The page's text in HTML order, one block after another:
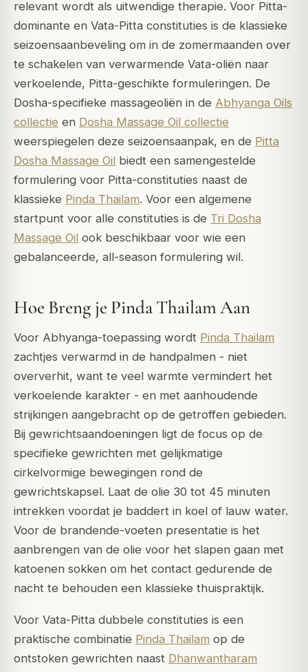
relevant wordt als uitwendige therapie. Voor Pitta-
dominante en Vata-Pitta constituties is de klassieke
seizoensaanbeveling om in de zomermaanden over
te schakelen van verwarmende Vata-oliën naar
verkoelende, Pitta-geschikte formuleringen. De
Dosha-specifieke massageoliën in de Abhyanga Oils
collectie en Dosha Massage Oil collectie
weerspiegelen deze seizoensaanpak, en de Pitta
Dosha Massage Oil biedt een samengestelde
formulering voor Pitta-constituties naast de
klassieke Pinda Thailam. Voor een algemene
startpunt voor alle constituties is de Tri Dosha
Massage Oil ook beschikbaar voor wie een
gebalanceerde, all-season formulering wil.
Hoe Breng je Pinda Thailam Aan
Voor Abhyanga-toepassing wordt Pinda Thailam
zachtjes verwarmd in de handpalmen - niet
oververhit, want te veel warmte vermindert het
verkoelende karakter - en met aanhoudende
strijkingen aangebracht op de getroffen gebieden.
Bij gewrichtsaandoeningen ligt de focus op de
specifieke gewrichten met gelijkmatige
cirkelvormige bewegingen rond de
gewrichtskapsel. Laat de olie 30 tot 45 minuten
intrekken voordat je baddert in koel of lauw water.
Voor de brandende-voeten presentatie is het
aanbrengen van de olie voor het slapen gaan met
katoenen sokken om het contact gedurende de
nacht te behouden een klassieke thuispraktijk.
Voor Vata-Pitta dubbele constituties is een
praktische combinatie Pinda Thailam op de
ontstoken gewrichten naast Dhanwantharam